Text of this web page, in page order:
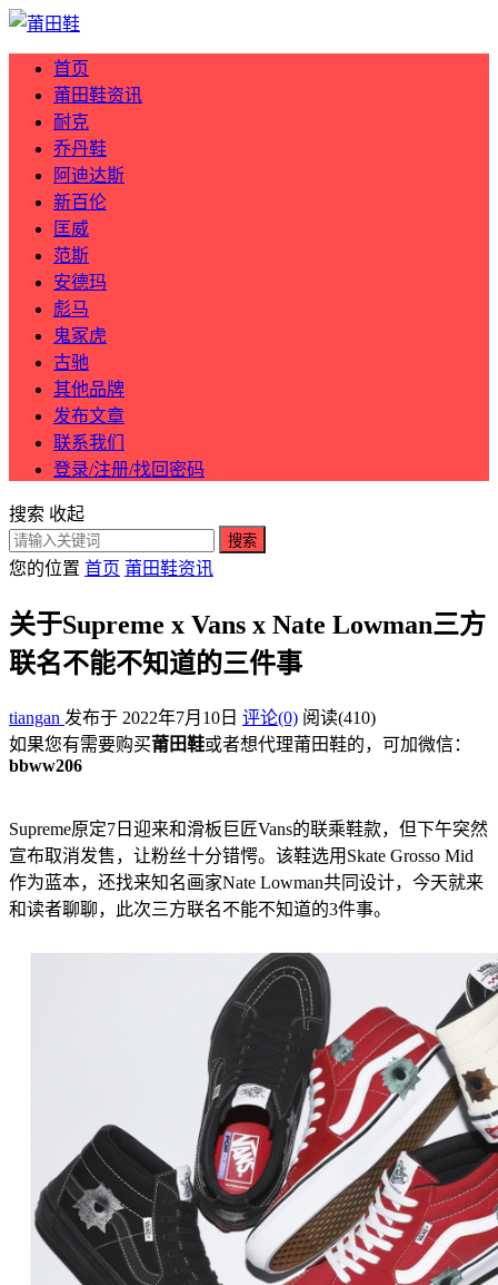
首页
莆田鞋资讯
耐克
乔丹鞋
阿迪达斯
新百伦
匡威
范斯
安德玛
彪马
鬼冢虎
古驰
其他品牌
发布文章
联系我们
登录/注册/找回密码
搜索 收起
搜索
您的位置 首页 莆田鞋资讯
关于Supreme x Vans x Nate Lowman三方
联名不能不知道的三件事
tiangan 发布于 2022年7月10日 评论(0) 阅读(410)
如果您有需要购买莆田鞋或者想代理莆田鞋的，可加微信：
bbww206
Supreme原定7日迎来和滑板巨匠Vans的联乘鞋款，但下午突然
宣布取消发售，让粉丝十分错愕。该鞋选用Skate Grosso Mid
作为蓝本，还找来知名画家Nate Lowman共同设计，今天就来
和读者聊聊，此次三方联名不能不知道的3件事。